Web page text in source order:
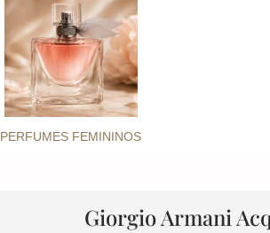
PERFUMES FEMININOS
Giorgio Armani